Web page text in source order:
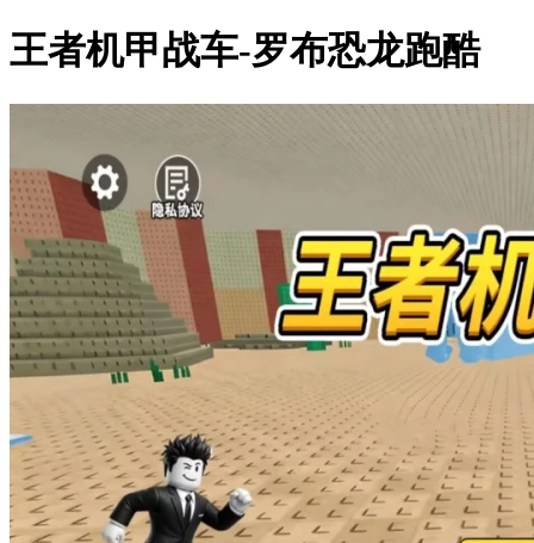
王者机甲战车-罗布恐龙跑酷